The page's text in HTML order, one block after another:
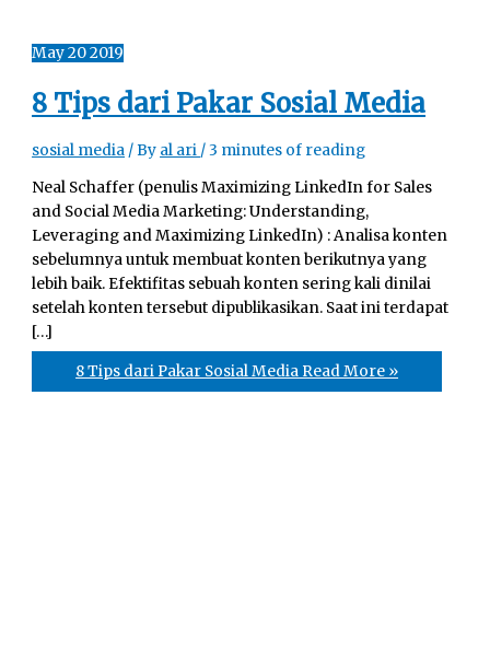
May202019
8 Tips dari Pakar Sosial Media
sosial media / By al ari /3 minutes of reading
Neal Schaffer (penulis Maximizing LinkedIn for Sales
and Social Media Marketing: Understanding,
Leveraging and Maximizing LinkedIn) : Analisa konten
sebelumnya untuk membuat konten berikutnya yang
lebih baik. Efektifitas sebuah konten sering kali dinilai
setelah konten tersebut dipublikasikan. Saat ini terdapat
[…]
8 Tips dari Pakar Sosial Media Read More »